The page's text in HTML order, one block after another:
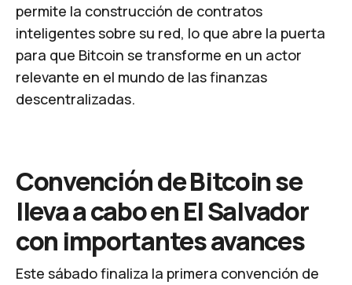
permite la construcción de contratos
inteligentes sobre su red, lo que abre la puerta
para que Bitcoin se transforme en un actor
relevante en el mundo de las finanzas
descentralizadas.
Convención de Bitcoin se
lleva a cabo en El Salvador
con importantes avances
Este sábado finaliza la primera convención de